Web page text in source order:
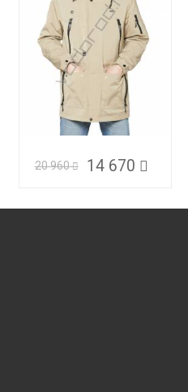
20 960 14 670